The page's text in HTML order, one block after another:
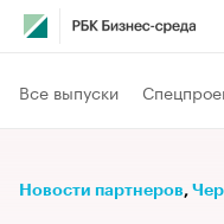
Все выпуски
Новости партнеров⁠,